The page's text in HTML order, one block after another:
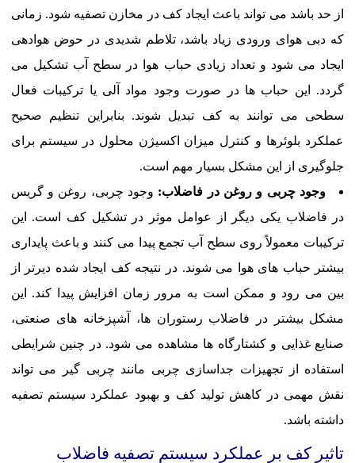
از حد باشد می تواند باعث ایجاد کف در مخازن تصفیه شود. زمانی
که دبی هوای ورودی زیاد باشد، تلاطم شدیدی در حوض هوادهی
ایجاد می شود و تعداد زیادی حباب هوا در سطح آب تشکیل می
گردد. این حباب ها در صورت وجود مواد آلی یا ترکیبات فعال
سطحی می توانند به کف تبدیل شوند. بنابراین تنظیم صحیح
عملکرد بلوئرها و کنترل میزان اکسیژن محلول در سیستم برای
جلوگیری از این مشکل بسیار مهم است.
وجود چربی و روغن در فاضلاب: وجود چربی، روغن و گریس
در فاضلاب یکی دیگر از عوامل موثر در تشکیل کف است. این
ترکیبات معمولاً روی سطح آب تجمع پیدا می کنند و باعث پایداری
بیشتر حباب های هوا می شوند. در نتیجه کف ایجاد شده دیرتر از
بین می رود و ممکن است به مرور زمان افزایش پیدا کند. این
مشکل بیشتر در فاضلاب رستوران ها، آشپزخانه های صنعتی،
صنایع غذایی و کشتارگاه ها مشاهده می شود. در چنین شرایطی
استفاده از تجهیزات جداسازی چربی مانند چربی گیر می تواند
نقش مهمی در کاهش تولید کف و بهبود عملکرد سیستم تصفیه
داشته باشد.
تاثیر کف بر عملکرد سیستم تصفیه فاضلاب